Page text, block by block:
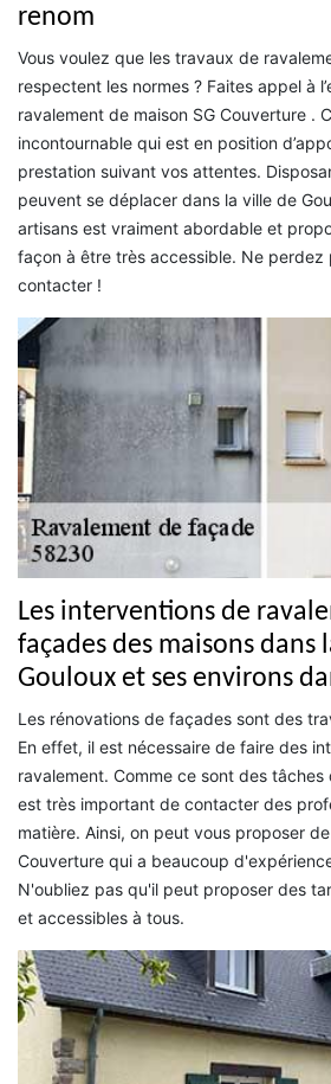
renom
Vous voulez que les travaux de
respectent les normes ? Faites appel à
ravalement de maison SG Couverture .
incontournable qui est en position
prestation suivant vos attentes.
peuvent se déplacer dans la ville de
artisans est vraiment abordable et
façon à être très accessible. Ne perdez
contacter !
Les interventions de
façades des maisons dans
Gouloux et ses environs
Les rénovations de façades sont des
En effet, il est nécessaire de faire des
ravalement. Comme ce sont des
est très important de contacter des
matière. Ainsi, on peut vous proposer
Couverture qui a beaucoup
N'oubliez pas qu'il peut proposer des
et accessibles à tous.